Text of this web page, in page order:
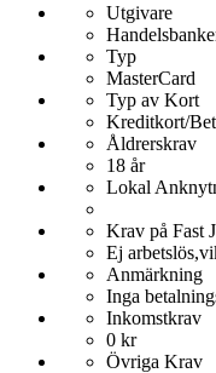
Utgivare
Typ
MasterCard
Typ av Kort
Kreditkort/
Åldrerskrav
18 år
Lokal
Krav på Fast
Ej
Anmärkning
Inga
Inkomstkrav
0 kr
Övriga Krav